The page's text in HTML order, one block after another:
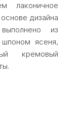
лаконичное
дизайна
из
шпоном ясеня,
кремовый